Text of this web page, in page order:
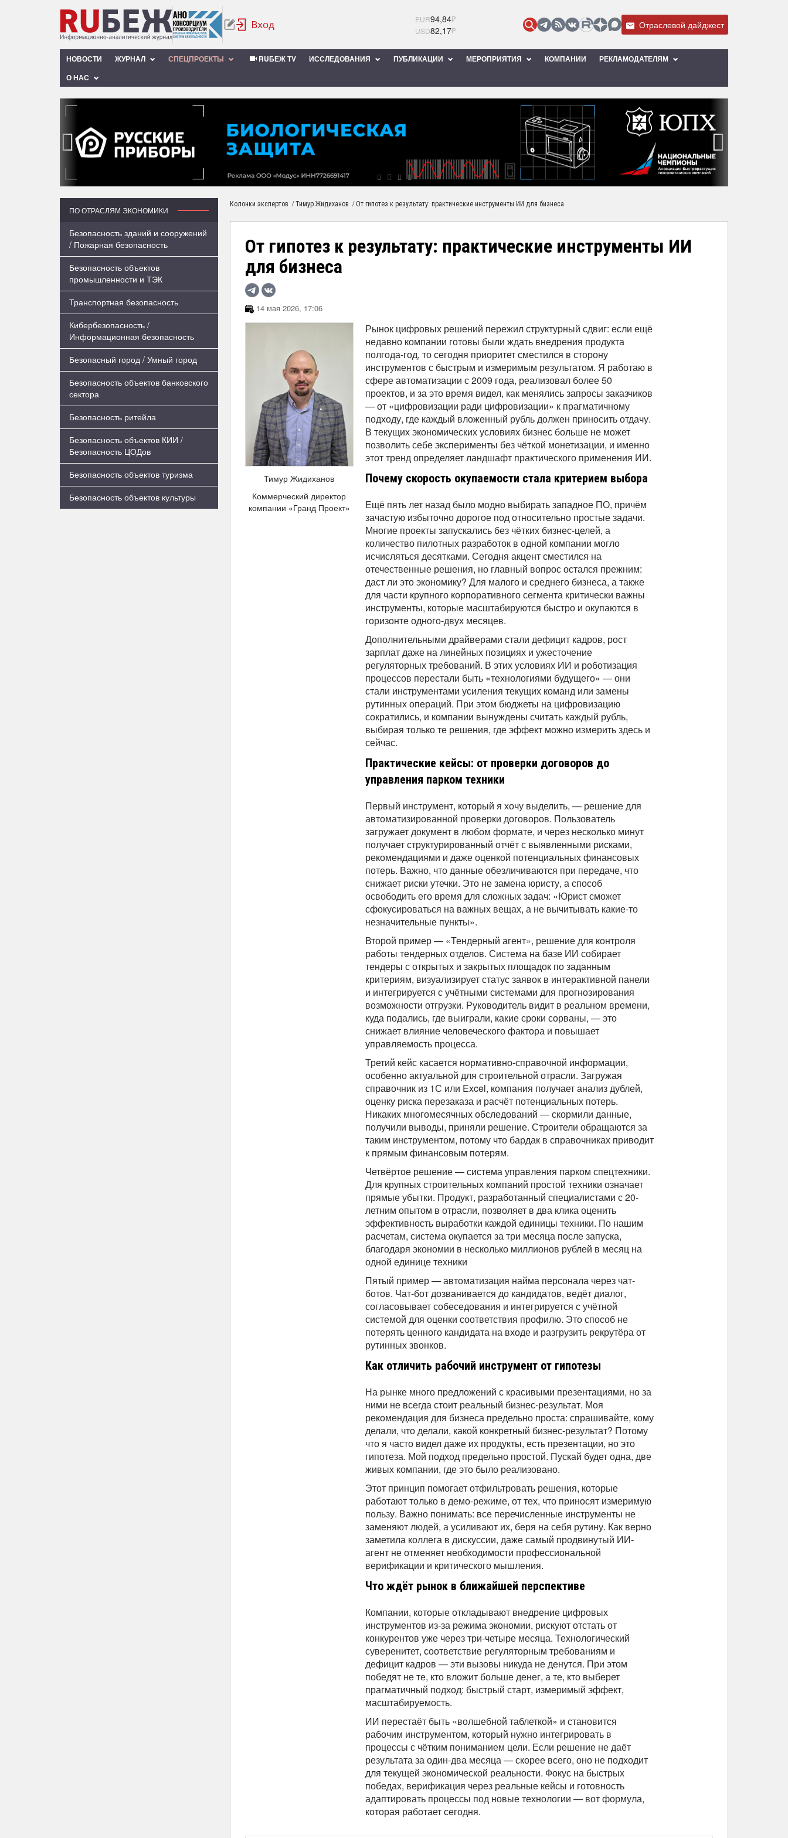
EUR94,84₽
USD82,17₽ Отраслевой дайджест
НОВОСТИ ЖУРНАЛ СПЕЦПРОЕКТЫ RUБЕЖ TV ИССЛЕДОВАНИЯ ПУБЛИКАЦИИ МЕРОПРИЯТИЯ КОМПАНИИ
РЕКЛАМОДАТЕЛЯМ
О НАС
‹
ПО ОТРАСЛЯМ ЭКОНОМИКИ
Безопасность зданий и сооружений
/ Пожарная безопасность
Безопасность объектов
промышленности и ТЭК
Транспортная безопасность
Кибербезопасность /
Информационная безопасность
Безопасный город / Умный город
Безопасность объектов банковского
сектора
Безопасность ритейла
Безопасность объектов КИИ /
Безопасность ЦОДов
Безопасность объектов туризма
Безопасность объектов культуры
Колонки экспертов /Тимур Жидиханов / От гипотез к результату: практические инструменты ИИ для бизнеса
От гипотез к результату: практические инструменты ИИ
для бизнеса
14 мая 2026, 17:06
Тимур Жидиханов
Коммерческий директор
компании «Гранд Проект»
Рынок цифровых решений пережил структурный сдвиг: если ещё
недавно компании готовы были ждать внедрения продукта
полгода-год, то сегодня приоритет сместился в сторону
инструментов с быстрым и измеримым результатом. Я работаю в
сфере автоматизации с 2009 года, реализовал более 50
проектов, и за это время видел, как менялись запросы заказчиков
— от «цифровизации ради цифровизации» к прагматичному
подходу, где каждый вложенный рубль должен приносить отдачу.
В текущих экономических условиях бизнес больше не может
позволить себе эксперименты без чёткой монетизации, и именно
этот тренд определяет ландшафт практического применения ИИ.
Почему скорость окупаемости стала критерием выбора
Ещё пять лет назад было модно выбирать западное ПО, причём
зачастую избыточно дорогое под относительно простые задачи.
Многие проекты запускались без чётких бизнес-целей, а
количество пилотных разработок в одной компании могло
исчисляться десятками. Сегодня акцент сместился на
отечественные решения, но главный вопрос остался прежним:
даст ли это экономику? Для малого и среднего бизнеса, а также
для части крупного корпоративного сегмента критически важны
инструменты, которые масштабируются быстро и окупаются в
горизонте одного-двух месяцев.
Дополнительными драйверами стали дефицит кадров, рост
зарплат даже на линейных позициях и ужесточение
регуляторных требований. В этих условиях ИИ и роботизация
процессов перестали быть «технологиями будущего» — они
стали инструментами усиления текущих команд или замены
рутинных операций. При этом бюджеты на цифровизацию
сократились, и компании вынуждены считать каждый рубль,
выбирая только те решения, где эффект можно измерить здесь и
сейчас.
Практические кейсы: от проверки договоров до
управления парком техники
Первый инструмент, который я хочу выделить, — решение для
автоматизированной проверки договоров. Пользователь
загружает документ в любом формате, и через несколько минут
получает структурированный отчёт с выявленными рисками,
рекомендациями и даже оценкой потенциальных финансовых
потерь. Важно, что данные обезличиваются при передаче, что
снижает риски утечки. Это не замена юристу, а способ
освободить его время для сложных задач: «Юрист сможет
сфокусироваться на важных вещах, а не вычитывать какие-то
незначительные пункты».
Второй пример — «Тендерный агент», решение для контроля
работы тендерных отделов. Система на базе ИИ собирает
тендеры с открытых и закрытых площадок по заданным
критериям, визуализирует статус заявок в интерактивной панели
и интегрируется с учётными системами для прогнозирования
возможности отгрузки. Руководитель видит в реальном времени,
куда подались, где выиграли, какие сроки сорваны, — это
снижает влияние человеческого фактора и повышает
управляемость процесса.
Третий кейс касается нормативно-справочной информации,
особенно актуальной для строительной отрасли. Загружая
справочник из 1С или Excel, компания получает анализ дублей,
оценку риска перезаказа и расчёт потенциальных потерь.
Никаких многомесячных обследований — скормили данные,
получили выводы, приняли решение. Строители обращаются за
таким инструментом, потому что бардак в справочниках приводит
к прямым финансовым потерям.
Четвёртое решение — система управления парком спецтехники.
Для крупных строительных компаний простой техники означает
прямые убытки. Продукт, разработанный специалистами с 20-
летним опытом в отрасли, позволяет в два клика оценить
эффективность выработки каждой единицы техники. По нашим
расчетам, система окупается за три месяца после запуска,
благодаря экономии в несколько миллионов рублей в месяц на
одной единице техники
Пятый пример — автоматизация найма персонала через чат-
ботов. Чат-бот дозванивается до кандидатов, ведёт диалог,
согласовывает собеседования и интегрируется с учётной
системой для оценки соответствия профилю. Это способ не
потерять ценного кандидата на входе и разгрузить рекрутёра от
рутинных звонков.
Как отличить рабочий инструмент от гипотезы
На рынке много предложений с красивыми презентациями, но за
ними не всегда стоит реальный бизнес-результат. Моя
рекомендация для бизнеса предельно проста: спрашивайте, кому
делали, что делали, какой конкретный бизнес-результат? Потому
что я часто видел даже их продукты, есть презентации, но это
гипотеза. Мой подход предельно простой. Пускай будет одна, две
живых компании, где это было реализовано.
Этот принцип помогает отфильтровать решения, которые
работают только в демо-режиме, от тех, что приносят измеримую
пользу. Важно понимать: все перечисленные инструменты не
заменяют людей, а усиливают их, беря на себя рутину. Как верно
заметила коллега в дискуссии, даже самый продвинутый ИИ-
агент не отменяет необходимости профессиональной
верификации и критического мышления.
Что ждёт рынок в ближайшей перспективе
Компании, которые откладывают внедрение цифровых
инструментов из-за режима экономии, рискуют отстать от
конкурентов уже через три-четыре месяца. Технологический
суверенитет, соответствие регуляторным требованиям и
дефицит кадров — эти вызовы никуда не денутся. При этом
победят не те, кто вложит больше денег, а те, кто выберет
прагматичный подход: быстрый старт, измеримый эффект,
масштабируемость.
ИИ перестаёт быть «волшебной таблеткой» и становится
рабочим инструментом, который нужно интегрировать в
процессы с чётким пониманием цели. Если решение не даёт
результата за один-два месяца — скорее всего, оно не подходит
для текущей экономической реальности. Фокус на быстрых
победах, верификация через реальные кейсы и готовность
адаптировать процессы под новые технологии — вот формула,
которая работает сегодня.